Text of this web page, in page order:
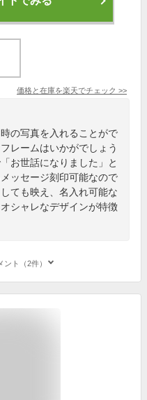
価格と在庫を楽天でチェック >>
の写真を入れることがで
レームはいかがでしょう
お世話になりました」と
ッセージ刻印可能なので
ても映え、名入れ可能な
シャレなデザインが特徴
ト（2件）